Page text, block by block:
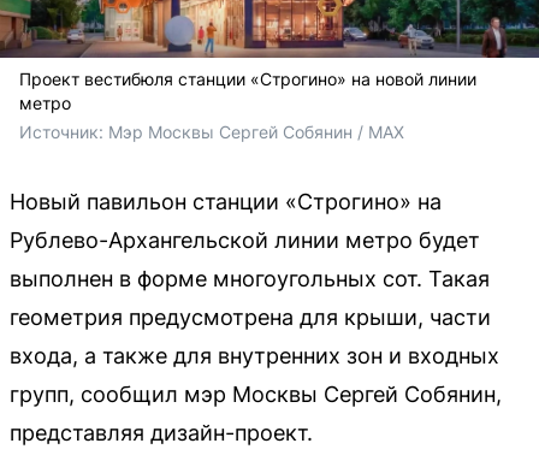
Проект вестибюля станции «Строгино» на новой линии
метро
Источник: Мэр Москвы Сергей Собянин / МАХ
Новый павильон станции «Строгино» на
Рублево-Архангельской линии метро будет
выполнен в форме многоугольных сот. Такая
геометрия предусмотрена для крыши, части
входа, а также для внутренних зон и входных
групп, сообщил мэр Москвы Сергей Собянин,
представляя дизайн-проект.